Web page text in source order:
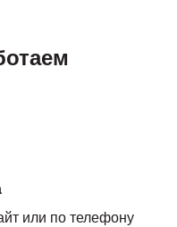
или по телефону